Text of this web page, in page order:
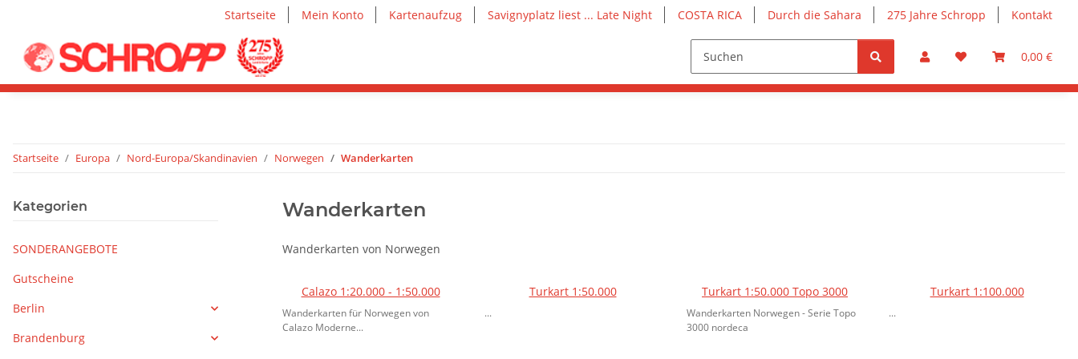
Startseite Mein Konto Kartenaufzug Savignyplatz liest ... Late Night COSTA RICA Durch die Sahara 275 Jahre Schropp Kontakt
0,00 €
Startseite Europa Nord-Europa/Skandinavien Norwegen Wanderkarten
Wanderkarten
Wanderkarten von Norwegen
Calazo 1:20.000 - 1:50.000
Wanderkarten für Norwegen von
Calazo Moderne...
Turkart 1:50.000
...
Turkart 1:50.000 Topo 3000
Wanderkarten Norwegen - Serie Topo
3000 nordeca
Turkart 1:100.000
...
Kategorien
SONDERANGEBOTE
Gutscheine
Berlin
Brandenburg